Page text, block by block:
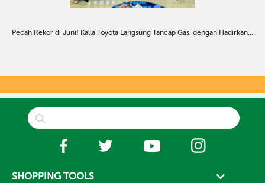
Pecah Rekor di Juni! Kalla Toyota Langsung Tancap Gas, dengan Hadirkan...
SHOPPING TOOLS